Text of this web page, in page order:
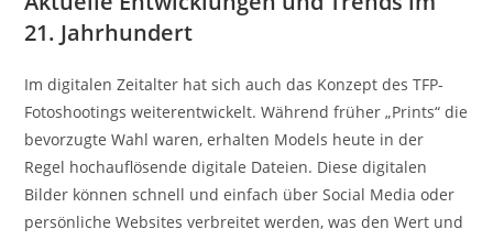
21. Jahrhundert
Im digitalen Zeitalter hat sich auch das Konzept des TFP-
Fotoshootings weiterentwickelt. Während früher „Prints“ die
bevorzugte Wahl waren, erhalten Models heute in der
Regel hochauflösende digitale Dateien. Diese digitalen
Bilder können schnell und einfach über Social Media oder
persönliche Websites verbreitet werden, was den Wert und